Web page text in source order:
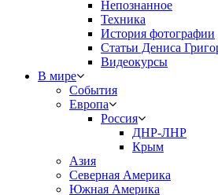
Непознанное
Техника
История фотографии
Статьи Дениса
Видеокурсы
В мире
События
Европа
Россия
ДНР-ЛНР
Крым
Азия
Северная Америка
Южная Америка